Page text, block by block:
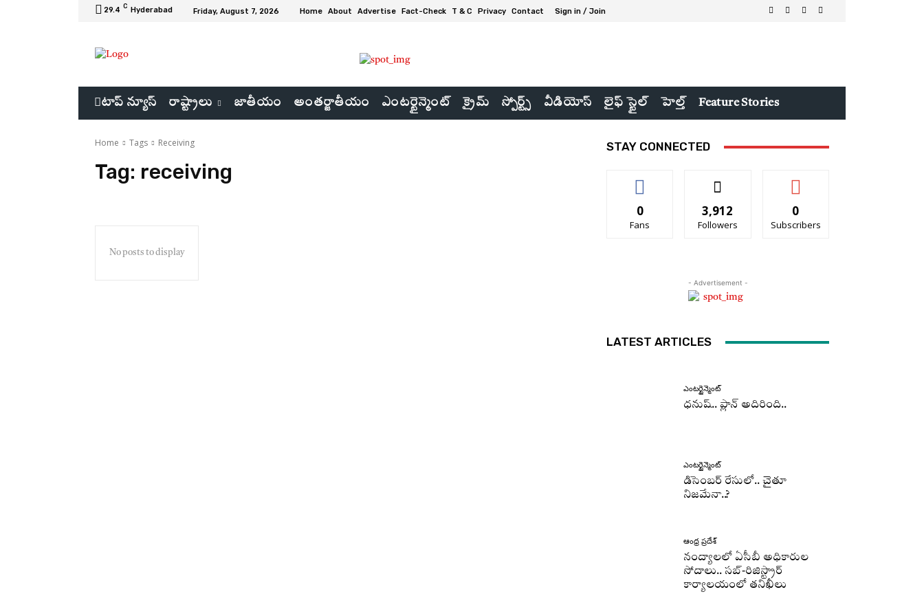
29.4 C Hyderabad Friday, August 7, 2026 Home About Advertise Fact-Check T & C Privacy Contact Sign in / Join
టాప్ న్యూస్ రాష్ట్రాలు జాతీయం అంతర్జాతీయం ఎంటర్టైన్మెంట్ క్రైమ్ స్పోర్ట్స్ వీడియోస్ లైఫ్ స్టైల్ హెల్త్ Feature Stories
Home Tags Receiving
Tag: receiving
No posts to display
STAY CONNECTED
0
Fans
3,912
Followers
0
Subscribers
- Advertisement -
LATEST ARTICLES
ఎంటర్టైన్మెంట్
ధనుష్‌.. ప్లాన్ అదిరింది..
ఎంటర్టైన్మెంట్
డిసెంబర్ రేసులో.. చైతూ
నిజమేనా..?
ఆంధ్ర ప్రదేశ్
నంద్యాలలో ఏసీబీ అధికారుల
సోదాలు.. సబ్-రిజిస్ట్రార్
కార్యాలయంలో తనిఖీలు